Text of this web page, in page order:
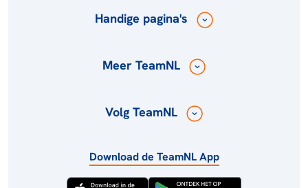
Handige pagina's
Meer TeamNL
Volg TeamNL
Download de TeamNL App